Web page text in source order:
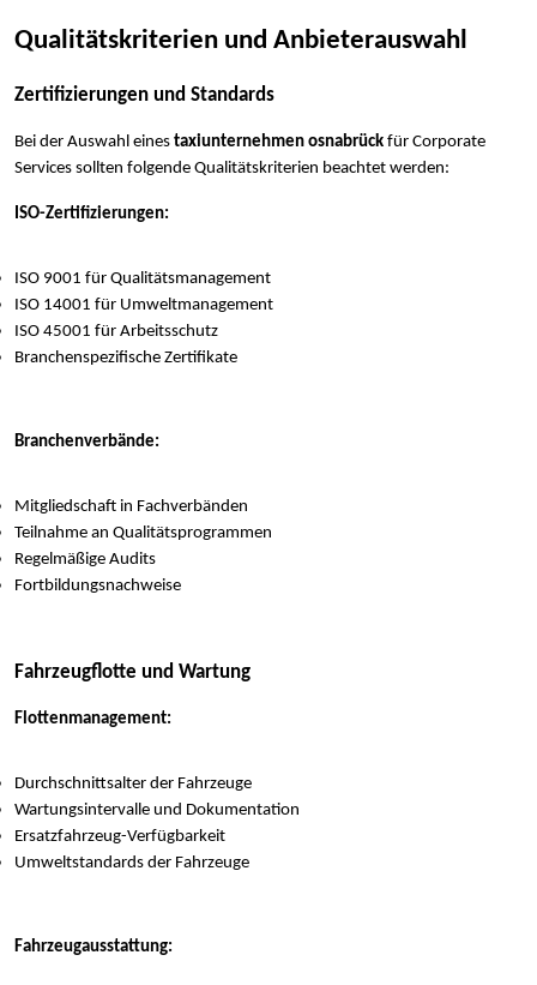
Qualitätskriterien und Anbieterauswahl
Zertifizierungen und Standards
Bei der Auswahl eines taxiunternehmen osnabrück für Corporate
Services sollten folgende Qualitätskriterien beachtet werden:
ISO-Zertifizierungen:
ISO 9001 für Qualitätsmanagement
ISO 14001 für Umweltmanagement
ISO 45001 für Arbeitsschutz
Branchenspezifische Zertifikate
Branchenverbände:
Mitgliedschaft in Fachverbänden
Teilnahme an Qualitätsprogrammen
Regelmäßige Audits
Fortbildungsnachweise
Fahrzeugflotte und Wartung
Flottenmanagement:
Durchschnittsalter der Fahrzeuge
Wartungsintervalle und Dokumentation
Ersatzfahrzeug-Verfügbarkeit
Umweltstandards der Fahrzeuge
Fahrzeugausstattung: